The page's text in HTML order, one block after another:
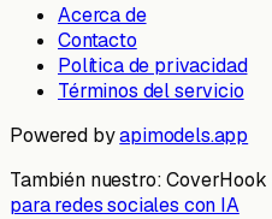
Acerca de
Contacto
Política de privacidad
Términos del servicio
Powered byapimodels.app
También nuestro:
para redes sociales con IA